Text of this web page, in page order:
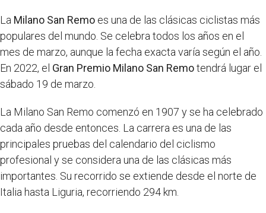
La Milano San Remo es una de las clásicas ciclistas más
populares del mundo. Se celebra todos los años en el
mes de marzo, aunque la fecha exacta varía según el año.
En 2022, el Gran Premio Milano San Remotendrá lugar el
sábado 19 de marzo.
La Milano San Remo comenzó en 1907 y se ha celebrado
cada año desde entonces. La carrera es una de las
principales pruebas del calendario del ciclismo
profesional y se considera una de las clásicas más
importantes. Su recorrido se extiende desde el norte de
Italia hasta Liguria, recorriendo 294 km.